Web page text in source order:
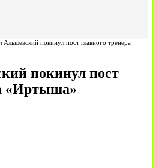
Альшевский покинул пост главного тренера
покинул пост
«Иртыша»